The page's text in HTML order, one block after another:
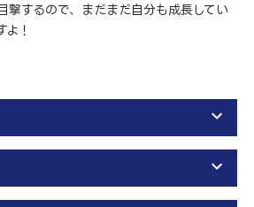
撃するので、まだまだ自分も成長してい
よ！